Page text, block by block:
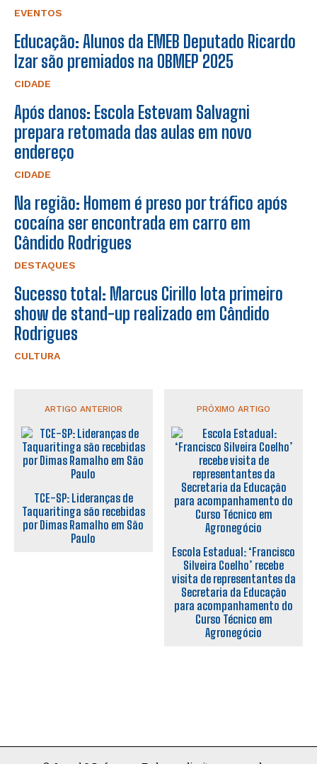
EVENTOS
Educação: Alunos da EMEB Deputado Ricardo
Izar são premiados na OBMEP 2025
CIDADE
Após danos: Escola Estevam Salvagni
prepara retomada das aulas em novo
endereço
CIDADE
Na região: Homem é preso por tráfico após
cocaína ser encontrada em carro em
Cândido Rodrigues
DESTAQUES
Sucesso total: Marcus Cirillo lota primeiro
show de stand-up realizado em Cândido
Rodrigues
CULTURA
ARTIGO ANTERIOR
TCE-SP: Lideranças de
Taquaritinga são recebidas
por Dimas Ramalho em São
Paulo
PRÓXIMO ARTIGO
Escola Estadual: ‘Francisco
Silveira Coelho’ recebe
visita de representantes da
Secretaria da Educação
para acompanhamento do
Curso Técnico em
Agronegócio